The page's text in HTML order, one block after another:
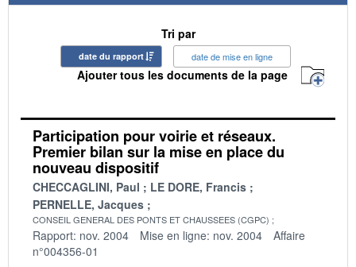
Tri par
date du rapport date de mise en ligne
Ajouter tous les documents de la page
Participation pour voirie et réseaux.
Premier bilan sur la mise en place du
nouveau dispositif
CHECCAGLINI, Paul
LE DORE, Francis
PERNELLE, Jacques
CONSEIL GENERAL DES PONTS ET CHAUSSEES (CGPC)
Rapport: nov. 2004 Mise en ligne: nov. 2004
Affaire
n°004356-01